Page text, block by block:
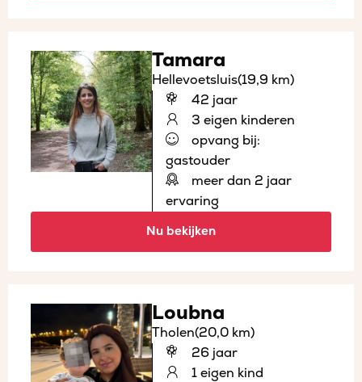
Tamara
Hellevoetsluis(19,9 km)
42 jaar
3 eigen kinderen
opvang bij:
gastouder
meer dan 2 jaar
ervaring
Nu bekijken
Loubna
Tholen(20,0 km)
26 jaar
1 eigen kind